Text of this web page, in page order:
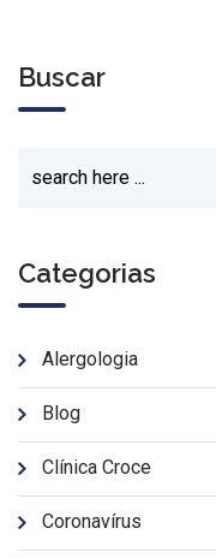
Buscar
Categorias
Alergologia
Blog
Clínica Croce
Coronavírus